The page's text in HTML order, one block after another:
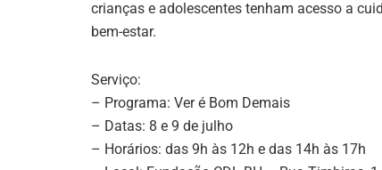
crianças e adolescentes tenham acesso a
bem-estar.
Serviço:
– Programa: Ver é Bom Demais
– Datas: 8 e 9 de julho
– Horários: das 9h às 12h e das 14h às 17h